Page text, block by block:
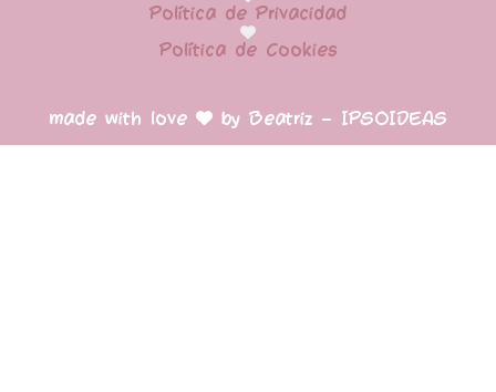
made with love by Beatriz – IPSOIDEAS
Política de Privacidad
Política de Cookies